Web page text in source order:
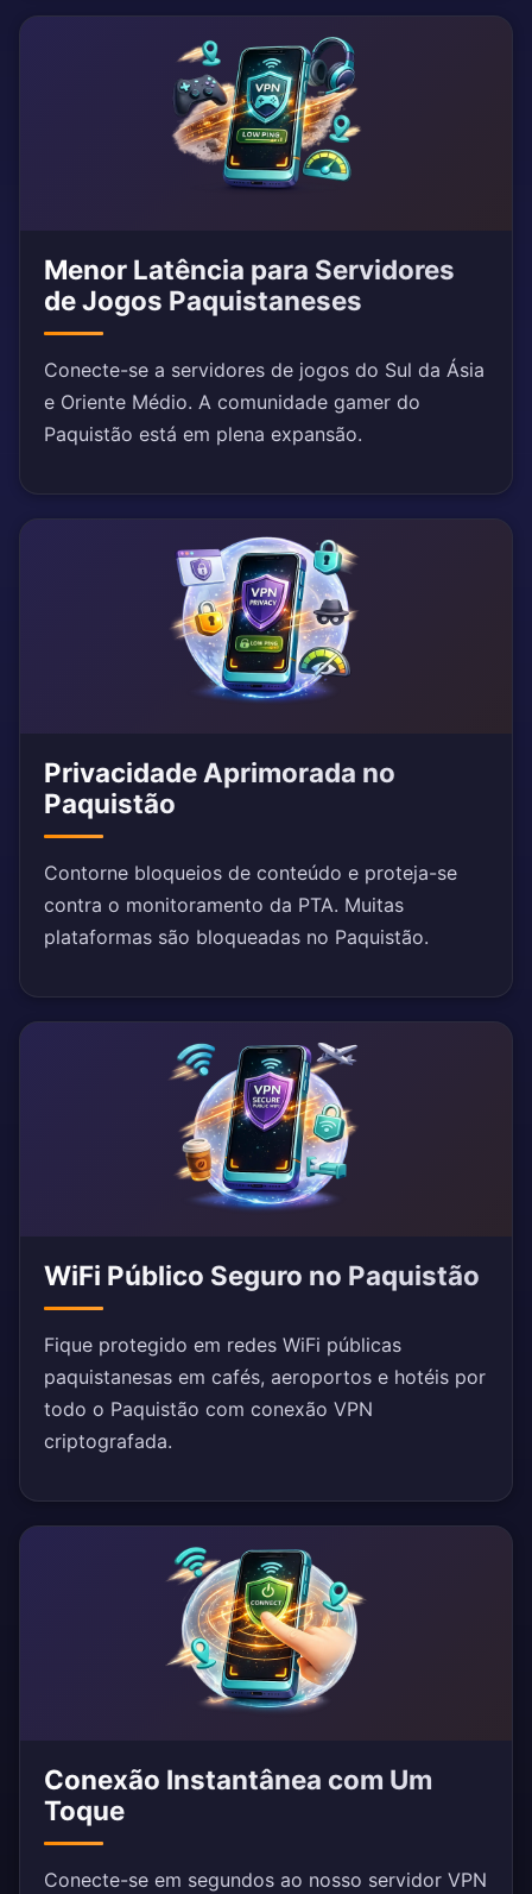
Menor Latência para Servidores
de Jogos Paquistaneses
Conecte-se a servidores de jogos do Sul da Ásia
e Oriente Médio. A comunidade gamer do
Paquistão está em plena expansão.
Privacidade Aprimorada no
Paquistão
Contorne bloqueios de conteúdo e proteja-se
contra o monitoramento da PTA. Muitas
plataformas são bloqueadas no Paquistão.
WiFi Público Seguro no Paquistão
Fique protegido em redes WiFi públicas
paquistanesas em cafés, aeroportos e hotéis por
todo o Paquistão com conexão VPN
criptografada.
Conexão Instantânea com Um
Toque
Conecte-se em segundos ao nosso servidor VPN